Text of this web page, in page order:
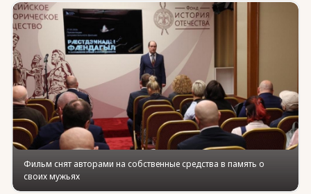
Фильм снят авторами на собственные средства в память о
своих мужьях